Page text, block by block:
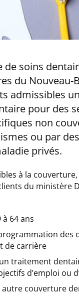
de soins
du Nouveau-
admissibles
pour des
non
ou par
privés.
à la
du ministère
à 64 ans
des
de carrière
traitement
d’emploi ou
autre couverture